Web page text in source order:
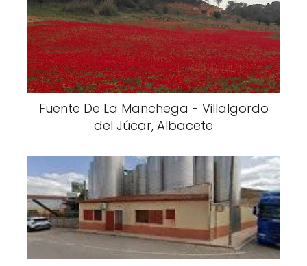
Fuente De La Manchega - Villalgordo
del Júcar, Albacete